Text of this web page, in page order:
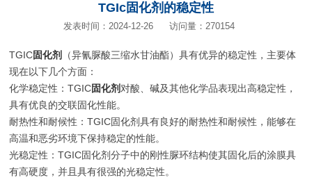
TGIc固化剂的稳定性
发表时间：2024-12-26 访问量：270154
‌TGIC固化剂
（异氰脲酸三缩水甘油酯）具有优异的稳定性，主要体
现在以下几个方面‌：
‌化学稳定性‌：‌TGIC固化剂 对酸、碱及其他化学品表现出高稳定性，
具有优良的交联固化性能‌。
‌耐热性和耐候性‌：‌TGIC固化剂具有良好的耐热性和耐候性，能够在
高温和恶劣环境下保持稳定的性能‌。
‌光稳定性‌：‌TGIC固化剂分子中的刚性脲环结构使其固化后的涂膜具
有高硬度，并且具有很强的光稳定性‌。